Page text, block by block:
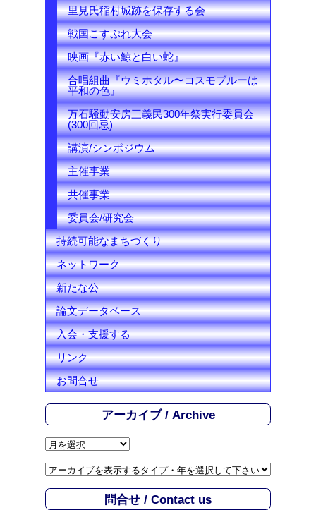
里見氏稲村城跡を保存する会
戦国こすぷれ大会
映画『赤い鯨と白い蛇』
合唱組曲『ウミホタル〜コスモブルーは
平和の色』
万石騒動安房三義民300年祭実行委員会
(300回忌)
講演/シンポジウム
主催事業
共催事業
委員会/研究会
持続可能なまちづくり
ネットワーク
新たな公
論文データベース
入会・支援する
リンク
お問合せ
アーカイブ / Archive
ア
カ
イ
ブ
問合せ / Contact us